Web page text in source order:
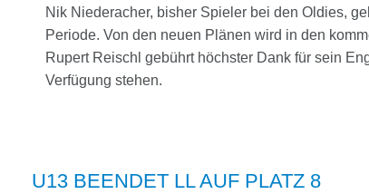
Nik Niederacher, bisher Spieler bei den Oldies,
Periode. Von den neuen Plänen wird in den
Rupert Reischl gebührt höchster Dank für sein
Verfügung stehen.
U13 BEENDET LL AUF PLATZ 8